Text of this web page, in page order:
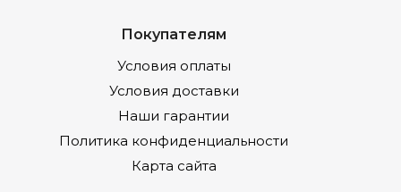
Покупателям
Условия оплаты
Условия доставки
Наши гарантии
Политика конфиденциальности
Карта сайта